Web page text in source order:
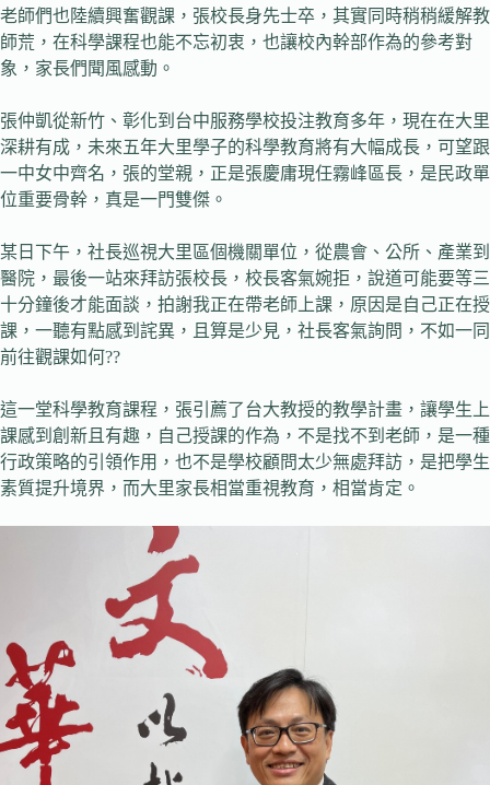
老師們也陸續興奮觀課，張校長身先士卒，其實同時稍稍緩解教
師荒，在科學課程也能不忘初衷，也讓校內幹部作為的參考對
象，家長們聞風感動。
張仲凱從新竹、彰化到台中服務學校投注教育多年，現在在大里
深耕有成，未來五年大里學子的科學教育將有大幅成長，可望跟
一中女中齊名，張的堂親，正是張慶庸現任霧峰區長，是民政單
位重要骨幹，真是一門雙傑。
某日下午，社長巡視大里區個機關單位，從農會、公所、產業到
醫院，最後一站來拜訪張校長，校長客氣婉拒，說道可能要等三
十分鐘後才能面談，拍謝我正在帶老師上課，原因是自己正在授
課，一聽有點感到詫異，且算是少見，社長客氣詢問，不如一同
前往觀課如何??
這一堂科學教育課程，張引薦了台大教授的教學計畫，讓學生上
課感到創新且有趣，自己授課的作為，不是找不到老師，是一種
行政策略的引領作用，也不是學校顧問太少無處拜訪，是把學生
素質提升境界，而大里家長相當重視教育，相當肯定。